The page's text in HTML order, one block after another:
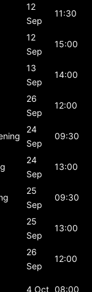
12
Sep
11:30
12
Sep
15:00
13
Sep
14:00
26
Sep
12:00
24
Sep
09:30
24
Sep
13:00
25
Sep
09:30
25
Sep
13:00
26
Sep
12:00
4 Oct 08:00